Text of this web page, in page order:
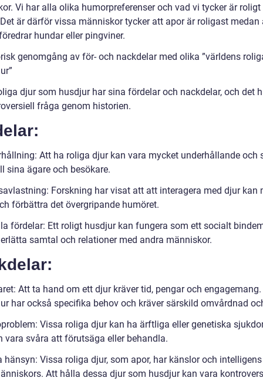
Vi har alla olika humorpreferenser och vad vi tycker är roligt
är därför vissa människor tycker att apor är roligast medan
hundar eller pingviner.
genomgång av för- och nackdelar med olika ”världens
djur som husdjur har sina fördelar och nackdelar, och det
fråga genom historien.
Att ha roliga djur kan vara mycket underhållande och
sina ägare och besökare.
Forskning har visat att att interagera med djur kan
förbättra det övergripande humöret.
fördelar: Ett roligt husdjur kan fungera som ett socialt
samtal och relationer med andra människor.
Att ta hand om ett djur kräver tid, pengar och
har också specifika behov och kräver särskild omvårdnad
Vissa roliga djur kan ha ärftliga eller genetiska
vara svåra att förutsäga eller behandla.
hänsyn: Vissa roliga djur, som apor, har känslor och
Att hålla dessa djur som husdjur kan vara